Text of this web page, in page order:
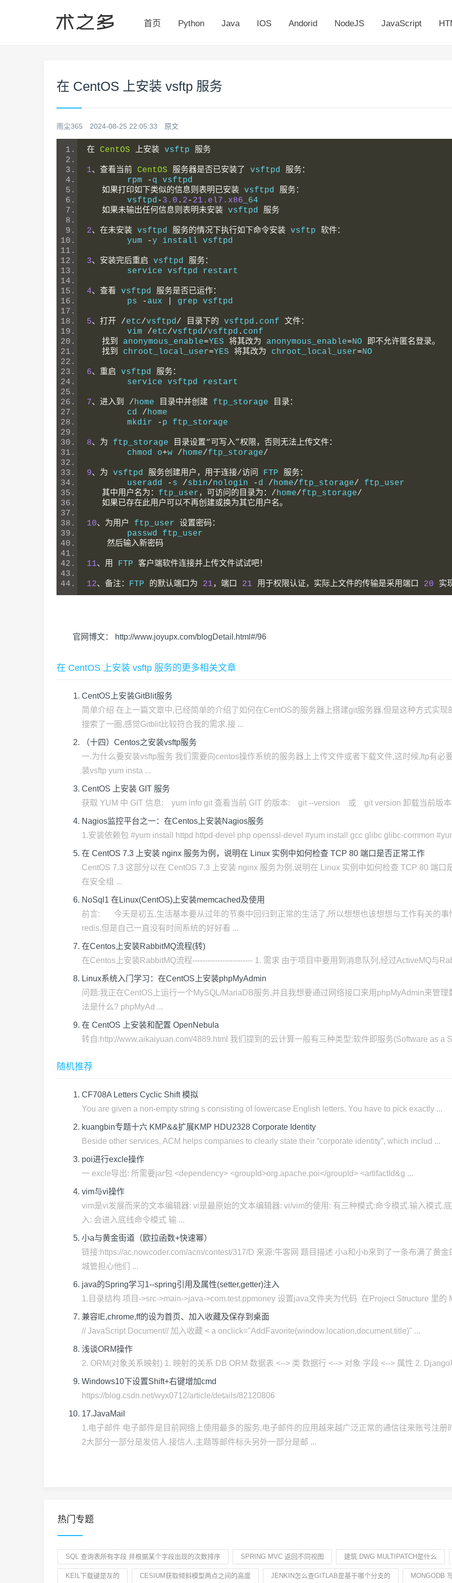
首页 Python Java IOS Andorid NodeJS JavaScript
在 CentOS 上安装 vsftp 服务
雨尘365 2024-08-25 22:05:33 原文
在 CentOS 上安装 vsftp 服务
1、查看当前 CentOS 服务器是否已安装了 vsftpd 服务：
	rpm
- q vsftpd
如果打印如下类似的信息则表明已安装 vsftpd 服务：
	vsftpd
- 3.0 . 2- 21.el7.x86 _64
如果未输出任何信息则表明未安装 vsftpd 服务
2、在未安装 vsftpd 服务的情况下执行如下命令安装 vsftp 软件：
	yum
-y install vsftpd
3、安装完后重启 vsftpd 服务：
	service vsftpd restart
4、查看 vsftpd 服务是否已运作：
	ps
- aux grep vsftpd
5、打开 /etc/vsftpd/ 目录下的 vsftpd . conf 文件：
	vim
/etc/vsftpd/vsftpd . conf
找到 anonymous_enable=YES 将其改为 anonymous_enable=NO 即不允许匿名登录。
找到 chroot_local_user=YES 将其改为 chroot_local_user=NO
6、重启 vsftpd 服务：
	service vsftpd restart
7、进入到 /home 目录中并创建 ftp_storage
目录：
	cd
/home
	mkdir
- p ftp_storage
8、为 ftp_storage
目录设置“可写入”权限，否则无法上传文件：
	chmod o
+w /home/ftp_storage/
9、为 vsftpd 服务创建用户，用于连接/访问 FTP 服务：
	useradd
- s /sbin/nologin - d /home/ftp_storage/
ftp_user
其中用户名为： ftp_user，可访问的目录为：/home/ftp_storage/
如果已存在此用户可以不再创建或换为其它用户名。
10、为用户 ftp_user 设置密码：
	passwd ftp_user
然后输入新密码
11、用 FTP 客户端软件连接并上传文件试试吧！
12、备注： FTP 的默认端口为 21，端口 21 用于权限认证，实际上文件的传输是采用端口 20 实
官网博文： http://www.joyupx.com/blogDetail.html#/96
在 CentOS 上安装 vsftp 服务的更多相关文章
CentOS上安装GitBlit服务
简单介绍 在上一篇文章中,已经简单的介绍了如何在CentOS的服务器上搭建git服务器.但是这种方式实
搜索了一圈,感觉Gitblit比较符合我的需求.接 ...
（十四）Centos之安装vsftp服务
一.为什么要安装vsftp服务 我们需要向centos操作系统的服务器上上传文件或者下载文件,这时候,ftp有必
装vsftp yum insta ...
CentOS 上安装 GIT 服务
获取 YUM 中 GIT 信息: yum info git 查看当前 GIT 的版本: git --version 或 git version 卸载当前版
Nagios监控平台之一：在Centos上安装Nagios服务
1.安装依赖包 #yum install httpd httpd-devel php openssl-devel #yum install gcc glibc glibc-common
在 CentOS 7.3 上安装 nginx 服务为例，说明在 Linux 实例中如何检查 TCP 80 端口是否正常工作
CentOS 7.3 这部分以在 CentOS 7.3 上安装 nginx 服务为例,说明在 Linux 实例中如何检查 TCP 80 端
在安全组 ...
NoSql1 在Linux(CentOS)上安装memcached及使用
前言: 今天是初五,生活基本要从过年的节奏中回归到正常的生活了,所以想想也该想想与工作有关的事
redis,但是自己一直没有时间系统的好好看 ...
在Centos上安装RabbitMQ流程(转)
在Centos上安装RabbitMQ流程------------------------ 1. 需求 由于项目中要用到消息队列,经过ActiveMQ与
Linux系统入门学习：在CentOS上安装phpMyAdmin
问题:我正在CentOS上运行一个MySQL/MariaDB服务,并且我想要通过网络接口来用phpMyAdmin来管
法是什么? phpMyAd ...
在 CentOS 上安装和配置 OpenNebula
转自:http://www.aikaiyuan.com/4889.html 我们提到的云计算一般有三种类型:软件即服务(Software as a
随机推荐
CF708A Letters Cyclic Shift 模拟
You are given a non-empty string s consisting of lowercase English letters. You have to pick exactly ...
kuangbin专题十六 KMP&&扩展KMP HDU2328 Corporate Identity
Beside other services, ACM helps companies to clearly state their “corporate identity”, which includ ...
poi进行excle操作
一 excle导出: 所需要jar包 <dependency> <groupId>org.apache.poi</groupId> <artifactId&g ...
vim与vi操作
vim是vi发展而来的文本编辑器: vi是最原始的文本编辑器: vi/vim的使用: 有三种模式:命令模式.输入模式.
入: 会进入底线命令模式 输 ...
小a与黄金街道（欧拉函数+快速幂）
链接:https://ac.nowcoder.com/acm/contest/317/D 来源:牛客网 题目描述 小a和小b来到了一条布满了黄
城管担心他们 ...
java的Spring学习1--spring引用及属性(setter,getter)注入
1.目录结构 项目->src->main->java->com.test.ppmoney 设置java文件夹为代码 在Project Structure 里的
兼容IE,chrome,ff的设为首页、加入收藏及保存到桌面
// JavaScript Document// 加入收藏 < a onclick="AddFavorite(window.location,document.title)" ...
浅谈ORM操作
2. ORM(对象关系映射) 1. 映射的关系 DB ORM 数据表 <--> 类 数据行 <--> 对象 字段 <--> 属性 2.
Windows10下设置Shift+右键增加cmd
https://blog.csdn.net/wyx0712/article/details/82120806
17.JavaMail
1.电子邮件 电子邮件是目前网络上使用最多的服务,电子邮件的应用越来越广泛正常的通信往来账号注
2大部分一部分是发信人.接信人.主题等邮件标头另外一部分是邮 ...
热门专题
SQL 查询表所有字段 并根据某个字段出现的次数排序 SPRING MVC 返回不同视图 建筑.DWG MULTIPATCH是什么
KEIL下载键是灰的 CESIUM获取倾斜模型两点之间的高度 JENKIN怎么查GITLAB是基于哪个分支的 MONGODB